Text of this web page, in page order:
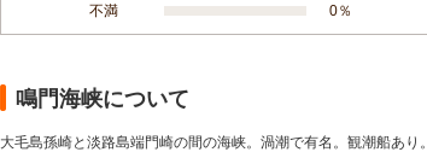
不満 0％
鳴門海峡について
大毛島孫崎と淡路島端門崎の間の海峡。渦潮で有名。観潮船あり。